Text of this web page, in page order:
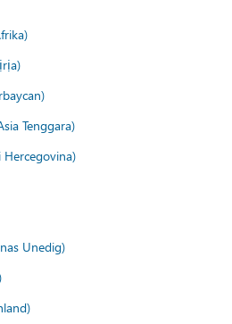
Tenggara)
Hercegovina)
Unedig)